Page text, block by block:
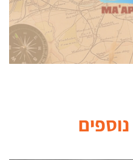
נוספים